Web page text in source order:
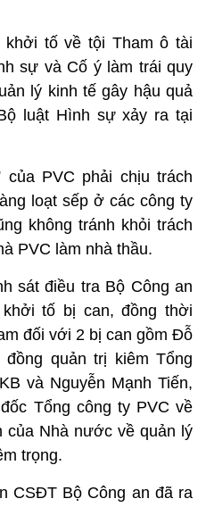
tố về tội Tham ô tài
sự và Cố ý làm trái quy
lý kinh tế gây hậu quả
luật Hình sự xảy ra tại
của PVC phải chịu trách
loạt sếp ở các công ty
không tránh khỏi trách
PVC làm nhà thầu.
sát điều tra Bộ Công an
tố bị can, đồng thời
đối với 2 bị can gồm Đỗ
quản trị kiêm Tổng
và Nguyễn Mạnh Tiến,
Tổng công ty PVC về
của Nhà nước về quản lý
trọng.
CSĐT Bộ Công an đã ra